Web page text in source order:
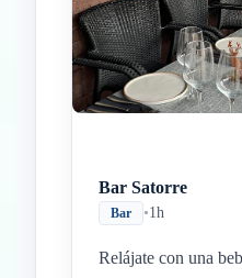
Bar Satorre
Bar •1h
Relájate con una